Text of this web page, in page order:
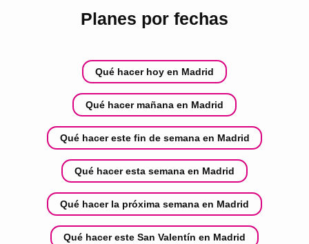
Planes por fechas
Qué hacer hoy en Madrid
Qué hacer mañana en Madrid
Qué hacer este fin de semana en Madrid
Qué hacer esta semana en Madrid
Qué hacer la próxima semana en Madrid
Qué hacer este San Valentín en Madrid